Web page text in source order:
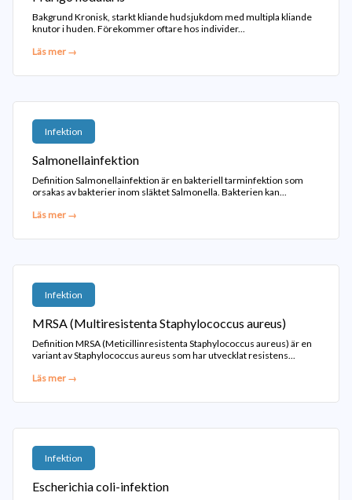
Bakgrund Kronisk, starkt kliande hudsjukdom med multipla kliande
knutor i huden. Förekommer oftare hos individer...
Läs mer →
Infektion
Salmonellainfektion
Definition Salmonellainfektion är en bakteriell tarminfektion som
orsakas av bakterier inom släktet Salmonella. Bakterien kan...
Läs mer →
Infektion
MRSA (Multiresistenta Staphylococcus aureus)
Definition MRSA (Meticillinresistenta Staphylococcus aureus) är en
variant av Staphylococcus aureus som har utvecklat resistens...
Läs mer →
Infektion
Escherichia coli-infektion